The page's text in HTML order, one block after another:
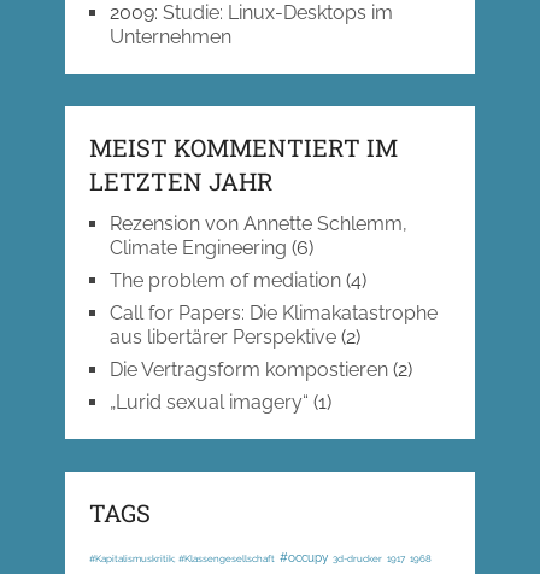
2009: Studie: Linux-Desktops im
Unternehmen
MEIST KOMMENTIERT IM
LETZTEN JAHR
Rezension von Annette Schlemm,
Climate Engineering (6)
The problem of mediation(4)
Call for Papers: Die Klimakatastrophe
aus libertärer Perspektive(2)
Die Vertragsform kompostieren(2)
„Lurid sexual imagery“ (1)
TAGS
#Kapitalismuskritik; #Klassengesellschaft #occupy 3d-drucker 1917 1968